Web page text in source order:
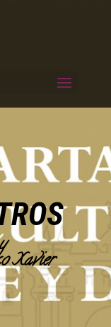
Xavier